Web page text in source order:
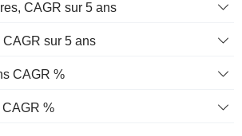
CAGR sur 5 ans
CAGR sur 5 ans
CAGR %
CAGR %